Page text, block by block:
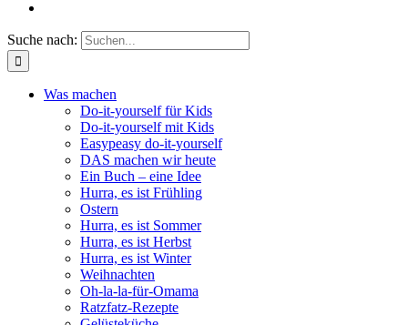
Suche nach:
Was machen
Do-it-yourself für Kids
Do-it-yourself mit Kids
Easypeasy do-it-yourself
DAS machen wir heute
Ein Buch – eine Idee
Hurra, es ist Frühling
Ostern
Hurra, es ist Sommer
Hurra, es ist Herbst
Hurra, es ist Winter
Weihnachten
Oh-la-la-für-Omama
Ratzfatz-Rezepte